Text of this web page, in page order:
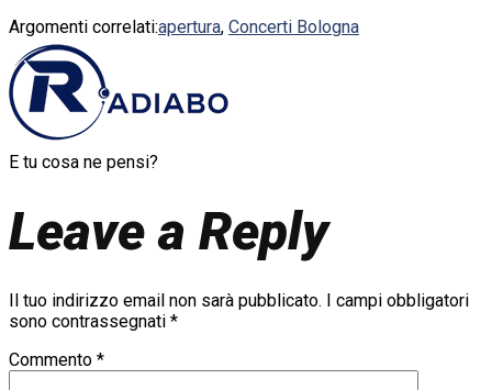
Argomenti correlati:apertura, Concerti Bologna
E tu cosa ne pensi?
Leave a Reply
Il tuo indirizzo email non sarà pubblicato. I campi obbligatori
sono contrassegnati *
Commento *